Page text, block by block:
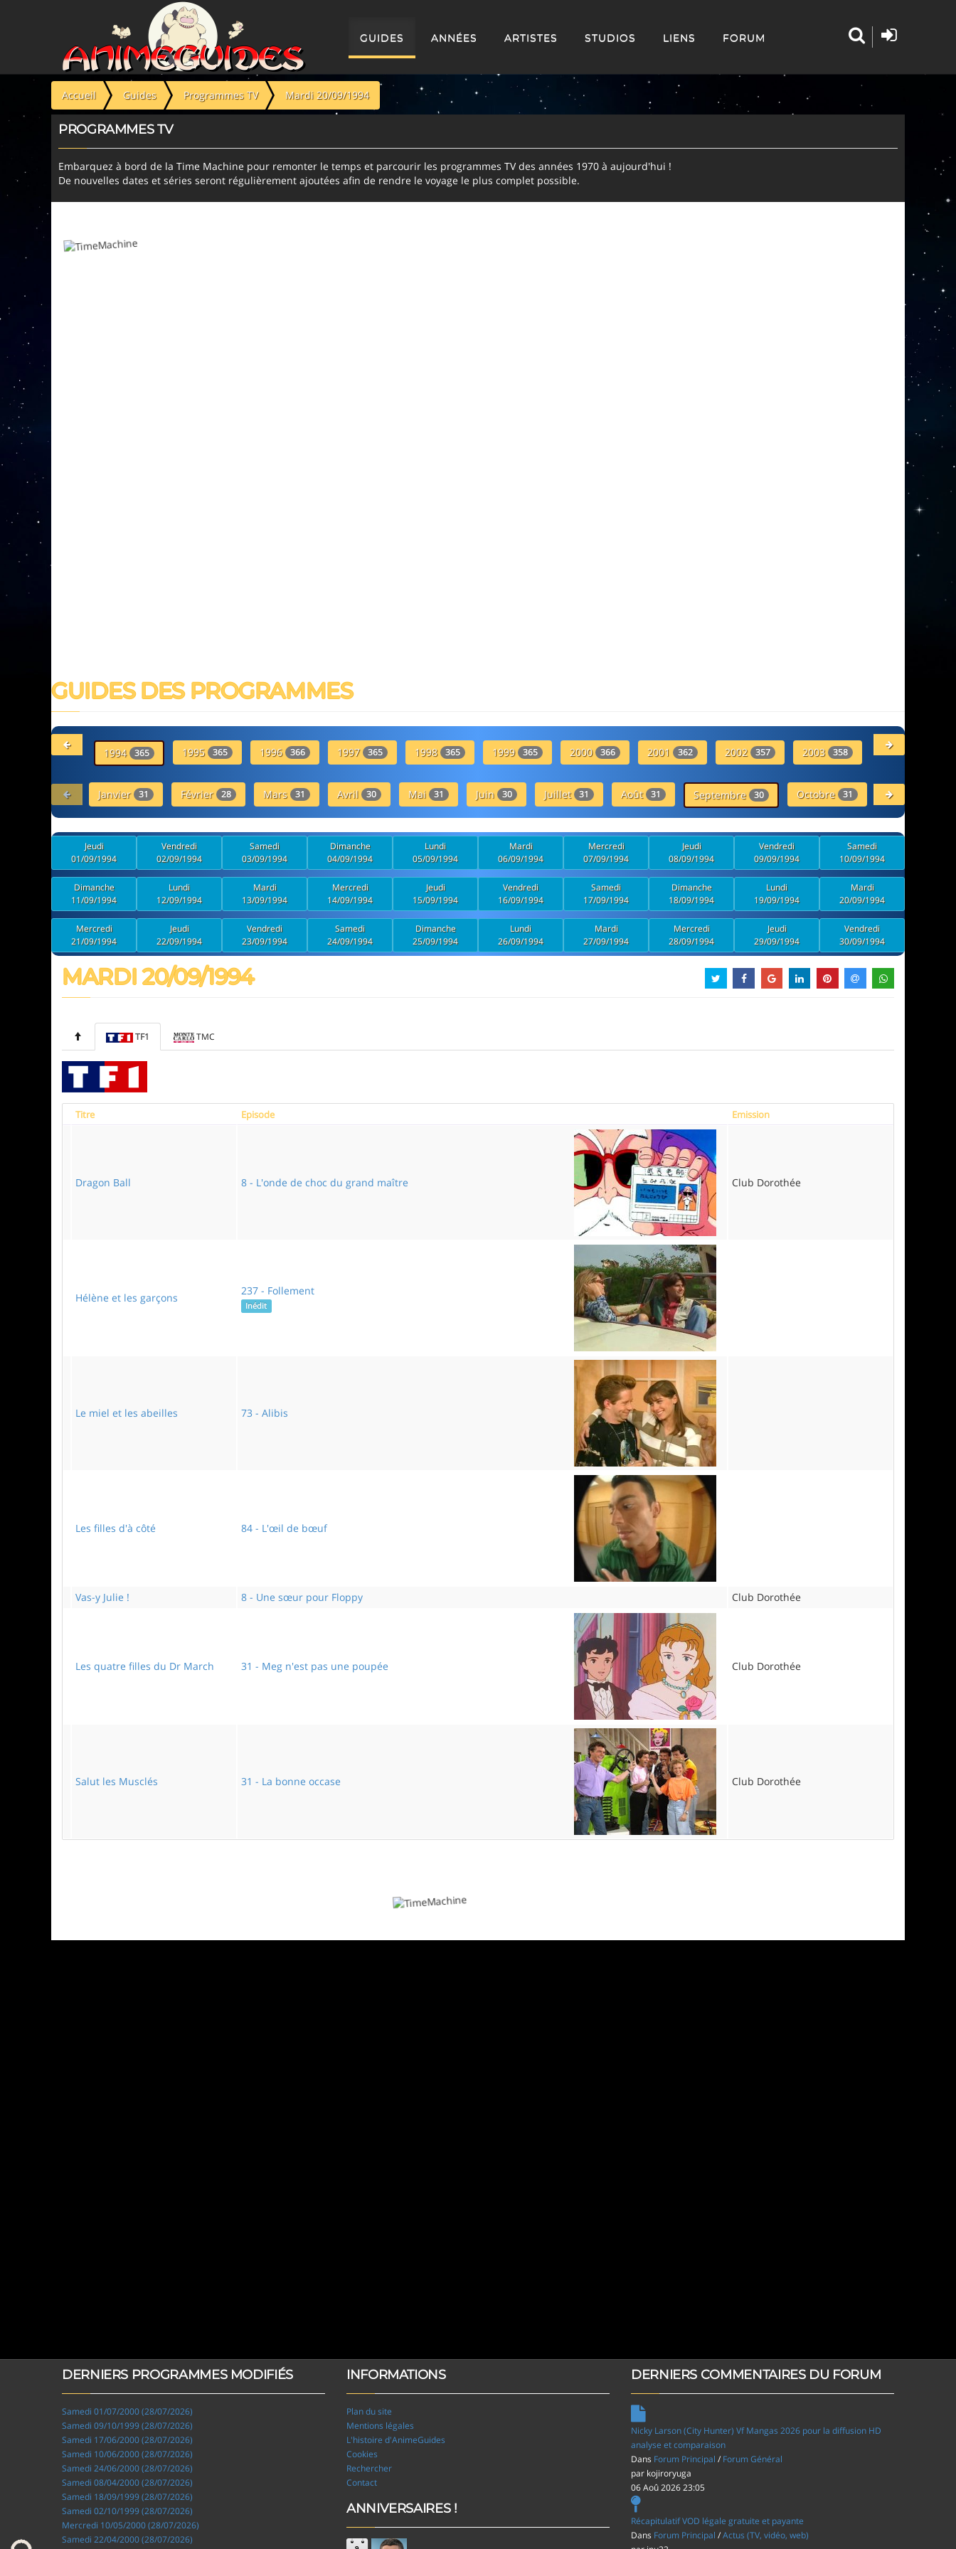
GUIDES ANNÉES ARTISTES STUDIOS LIENS FORUM
Accueil Guides Programmes TV Mardi 20/09/1994
PROGRAMMES TV
Embarquez à bord de la Time Machine pour remonter le temps et parcourir les programmes TV des années 1970 à aujourd'hui !
De nouvelles dates et séries seront régulièrement ajoutées afin de rendre le voyage le plus complet possible.
GUIDES DES PROGRAMMES
1994 365 1995 365 1996 366 1997 365 1998 365 1999 365 2000 366 2001 362 2002 357 2003 358 2004
Janvier 31 Février 28 Mars 31 Avril 30 Mai 31 Juin 30 Juillet 31 Août 31 Septembre 30 Octobre 31 Novembre
Jeudi
01/09/1994
Vendredi
02/09/1994
Samedi
03/09/1994
Dimanche
04/09/1994
Lundi
05/09/1994
Mardi
06/09/1994
Mercredi
07/09/1994
Jeudi
08/09/1994
Vendredi
09/09/1994
Samedi
10/09/1994
Dimanche
11/09/1994
Lundi
12/09/1994
Mardi
13/09/1994
Mercredi
14/09/1994
Jeudi
15/09/1994
Vendredi
16/09/1994
Samedi
17/09/1994
Dimanche
18/09/1994
Lundi
19/09/1994
Mardi
20/09/1994
Mercredi
21/09/1994
Jeudi
22/09/1994
Vendredi
23/09/1994
Samedi
24/09/1994
Dimanche
25/09/1994
Lundi
26/09/1994
Mardi
27/09/1994
Mercredi
28/09/1994
Jeudi
29/09/1994
Vendredi
30/09/1994
MARDI 20/09/1994
TF1 TMC
Titre Episode Emission
Dragon Ball 8 - L'onde de choc du grand maître Club Dorothée
Hélène et les garçons
237 - Follement
Inédit
Le miel et les abeilles 73 - Alibis
Les filles d'à côté 84 - L'œil de bœuf
Vas-y Julie ! 8 - Une sœur pour Floppy Club Dorothée
Les quatre filles du Dr March 31 - Meg n'est pas une poupée Club Dorothée
Salut les Musclés 31 - La bonne occase Club Dorothée
DERNIERS PROGRAMMES MODIFIÉS
Samedi 01/07/2000 (28/07/2026)
Samedi 09/10/1999 (28/07/2026)
Samedi 17/06/2000 (28/07/2026)
Samedi 10/06/2000 (28/07/2026)
Samedi 24/06/2000 (28/07/2026)
Samedi 08/04/2000 (28/07/2026)
Samedi 18/09/1999 (28/07/2026)
Samedi 02/10/1999 (28/07/2026)
Mercredi 10/05/2000 (28/07/2026)
Samedi 22/04/2000 (28/07/2026)
INFORMATIONS
Plan du site
Mentions légales
L'histoire d'AnimeGuides
Cookies
Rechercher
Contact
ANNIVERSAIRES !
DERNIERS COMMENTAIRES DU FORUM
Nicky Larson (City Hunter) Vf Mangas 2026 pour la diffusion HD
analyse et comparaison
Dans Forum Principal / Forum Général
par kojiroryuga
06 Aoû 2026 23:05
Récapitulatif VOD légale gratuite et payante
Dans Forum Principal /Actus (TV, vidéo, web)